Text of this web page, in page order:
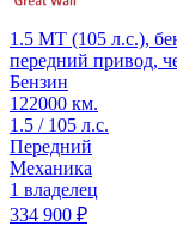
1.5 MT (105 л.с.),
передний привод,
Бензин
122000 км.
1.5 / 105 л.с.
Передний
Механика
1 владелец
334 900 ₽